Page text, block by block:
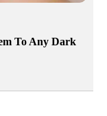
To Any Dark